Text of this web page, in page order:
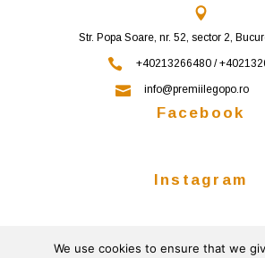
Str. Popa Soare, nr. 52, sector 2,
+40213266480 /
Facebook
Instagram
Follow on
We use cookies to ensure that we